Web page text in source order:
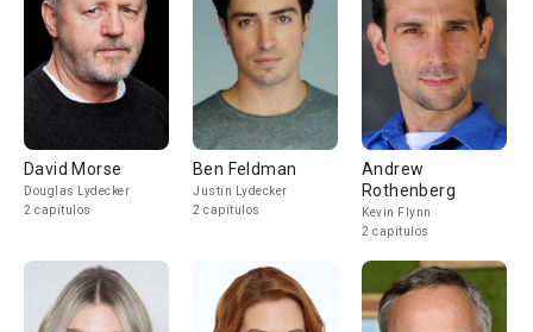
David Morse
Douglas Lydecker
2 capítulos
Ben Feldman
Justin Lydecker
2 capítulos
Andrew
Rothenberg
Kevin Flynn
2 capítulos